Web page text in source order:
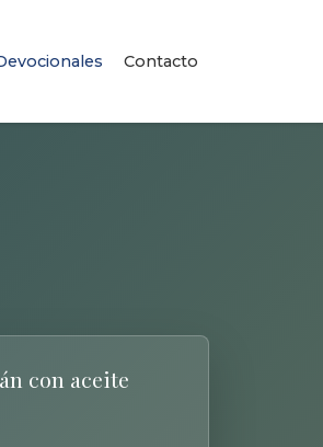
Contacto
con aceite